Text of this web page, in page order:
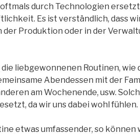
durch Technologien ersetzt
Es ist verständlich, dass
der Produktion oder in der
liebgewonnenen Routinen, wie
Abendessen mit der
am Wochenende, usw.
da wir uns dabei wohl fühlen.
etwas umfassender, so können